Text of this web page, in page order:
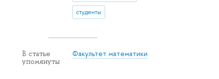
студенты
В статье
упомянуты
Факультет математики